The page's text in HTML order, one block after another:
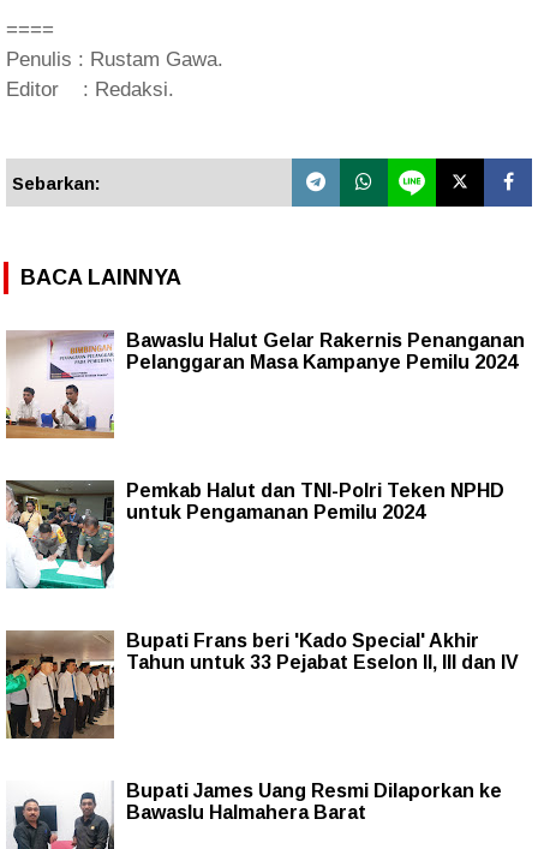
====
Penulis : Rustam Gawa.
Editor : Redaksi.
Sebarkan:
BACA LAINNYA
Bawaslu Halut Gelar Rakernis Penanganan
Pelanggaran Masa Kampanye Pemilu 2024
Pemkab Halut dan TNI-Polri Teken NPHD
untuk Pengamanan Pemilu 2024
Bupati Frans beri 'Kado Special' Akhir
Tahun untuk 33 Pejabat Eselon II, III dan IV
Bupati James Uang Resmi Dilaporkan ke
Bawaslu Halmahera Barat